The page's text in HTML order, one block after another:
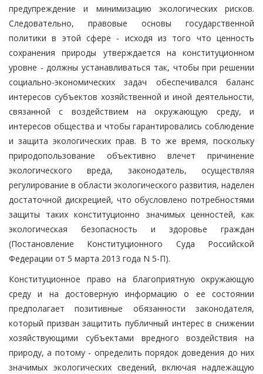
предупреждение и минимизацию экологических рисков.
Следовательно, правовые основы государственной
политики в этой сфере - исходя из того что ценность
сохранения природы утверждается на конституционном
уровне - должны устанавливаться так, чтобы при решении
социально-экономических задач обеспечивался баланс
интересов субъектов хозяйственной и иной деятельности,
связанной с воздействием на окружающую среду, и
интересов общества и чтобы гарантировались соблюдение
и защита экологических прав. В то же время, поскольку
природопользование объективно влечет причинение
экологического вреда, законодатель, осуществляя
регулирование в области экологического развития, наделен
достаточной дискрецией, что обусловлено потребностями
защиты таких конституционно значимых ценностей, как
экологическая безопасность и здоровье граждан
(Постановление Конституционного Суда Российской
Федерации от 5 марта 2013 года N 5-П).
Конституционное право на благоприятную окружающую
среду и на достоверную информацию о ее состоянии
предполагает позитивные обязанности законодателя,
который призван защитить публичный интерес в снижении
хозяйствующими субъектами вредного воздействия на
природу, а потому - определить порядок доведения до них
значимых экологических сведений, включая надлежащую